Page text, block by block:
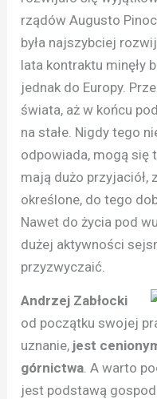
rządów Augusto
była najszybciej
lata kontraktu minęły
jednak do Europy.
świata, aż w końcu
na stałe. Nigdy tego
odpowiada, mogą się
mają dużo przyjaciół,
określone, do tego
Nawet do życia pod
dużej aktywności
przyzwyczaić.
Andrzej Zabłocki
od początku swojej
uznanie, jest
górnictwa . A warto
jest podstawą